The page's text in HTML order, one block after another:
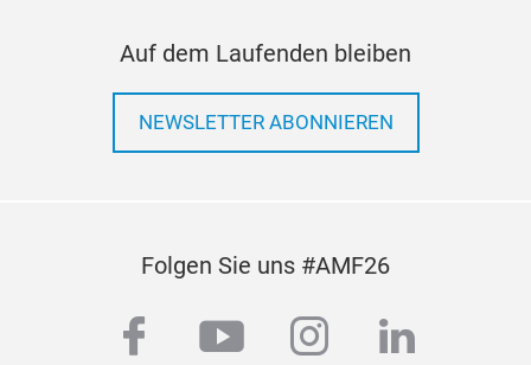
Auf dem Laufenden bleiben
NEWSLETTER ABONNIEREN
Folgen Sie uns #AMF26
facebook
youtubeinstagram
linkedin